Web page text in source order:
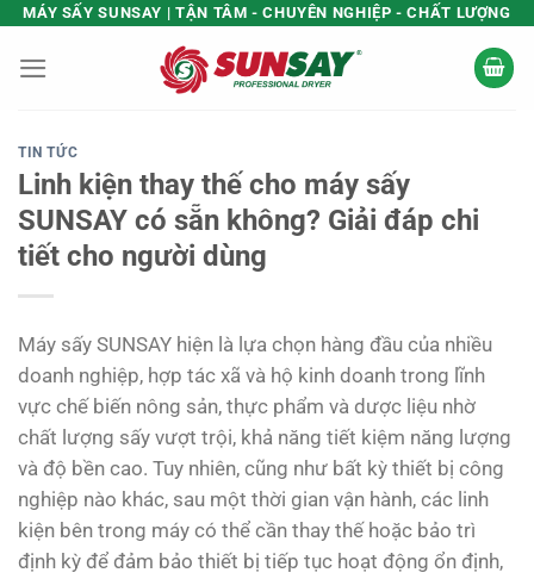
Bỏ
nội
MÁY SẤY SUNSAY | TẬN TÂM - CHUYÊN NGHIỆP - CHẤT LƯỢNG
TIN TỨC
Linh kiện thay thế cho máy sấy
SUNSAY có sẵn không? Giải đáp chi
tiết cho người dùng
Máy sấy SUNSAY hiện là lựa chọn hàng đầu của nhiều
doanh nghiệp, hợp tác xã và hộ kinh doanh trong lĩnh
vực chế biến nông sản, thực phẩm và dược liệu nhờ
chất lượng sấy vượt trội, khả năng tiết kiệm năng lượng
và độ bền cao. Tuy nhiên, cũng như bất kỳ thiết bị công
nghiệp nào khác, sau một thời gian vận hành, các linh
kiện bên trong máy có thể cần thay thế hoặc bảo trì
định kỳ để đảm bảo thiết bị tiếp tục hoạt động ổn định,